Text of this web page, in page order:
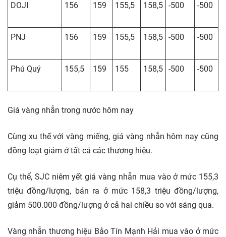
DOJI 156 159 155,5 158,5 -500 -500
PNJ 156 159 155,5 158,5 -500 -500
Phú Quý 155,5 159 155 158,5 -500 -500
Giá vàng nhẫn trong nước hôm nay
Cùng xu thế với vàng miếng, giá vàng nhẫn hôm nay cũng
đồng loạt giảm ở tất cả các thương hiệu.
Cụ thể, SJC niêm yết giá vàng nhẫn mua vào ở mức 155,3
triệu đồng/lượng, bán ra ở mức 158,3 triệu đồng/lượng,
giảm 500.000 đồng/lượng ở cả hai chiều so với sáng qua.
Vàng nhẫn thương hiệu Bảo Tín Mạnh Hải mua vào ở mức